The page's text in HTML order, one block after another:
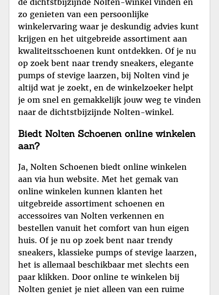
zo genieten van een persoonlijke
winkelervaring waar je deskundig advies kunt
krijgen en het uitgebreide assortiment aan
kwaliteitsschoenen kunt ontdekken. Of je nu
op zoek bent naar trendy sneakers, elegante
pumps of stevige laarzen, bij Nolten vind je
altijd wat je zoekt, en de winkelzoeker helpt
je om snel en gemakkelijk jouw weg te vinden
naar de dichtstbijzijnde Nolten-winkel.
Biedt Nolten Schoenen online winkelen
aan?
Ja, Nolten Schoenen biedt online winkelen
aan via hun website. Met het gemak van
online winkelen kunnen klanten het
uitgebreide assortiment schoenen en
accessoires van Nolten verkennen en
bestellen vanuit het comfort van hun eigen
huis. Of je nu op zoek bent naar trendy
sneakers, klassieke pumps of stevige laarzen,
het is allemaal beschikbaar met slechts een
paar klikken. Door online te winkelen bij
Nolten geniet je niet alleen van een ruime